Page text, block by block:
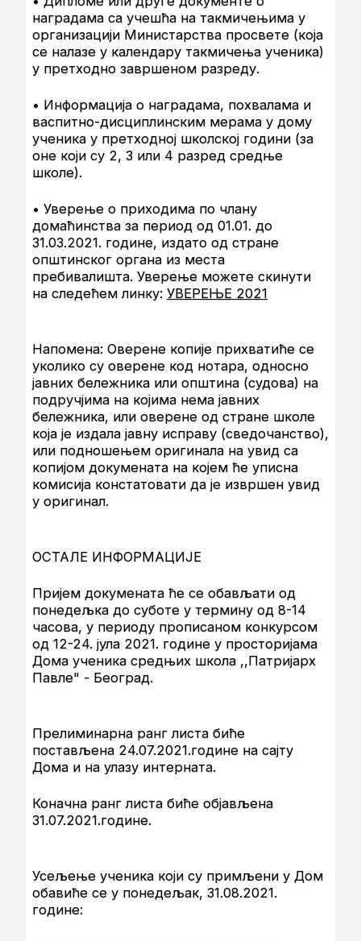
наградама са учешћа на такмичењима у
организацији Министарства просвете (која
се налазе у календару такмичења ученика)
у претходно завршеном разреду.
• Информација о наградама, похвалама и
васпитно-дисциплинским мерама у дому
ученика у претходној школској години (за
оне који су 2, 3 или 4 разред средње
школе).
• Уверење о приходима по члану
домаћинства за период од 01.01. до
31.03.2021. године, издато од стране
општинског органа из места
пребивалишта. Уверење можете скинути
на следећем линку: УВЕРЕЊЕ 2021
Напомена: Оверене копије прихватиће се
уколико су оверене код нотара, односно
јавних бележника или општина (судова) на
подручјима на којима нема јавних
бележника, или оверене од стране школе
која је издала јавну исправу (сведочанство),
или подношењем оригинала на увид са
копијом докумената на којем ће уписна
комисија констатовати да је извршен увид
у оригинал.
ОСТАЛЕ ИНФОРМАЦИЈЕ
Пријем докумената ће се обављати од
понедељка до суботе у термину од 8-14
часова, у периоду прописаном конкурсом
од 12-24. јула 2021. године у просторијама
Дома ученика средњих школа ,,Патријарх
Павле" - Београд.
Прелиминарна ранг листа биће
постављена 24.07.2021.године на сајту
Дома и на улазу интерната.
Коначна ранг листа биће објављена
31.07.2021.године.
Усељење ученика који су примљени у Дом
обавиће се у понедељак, 31.08.2021.
године: